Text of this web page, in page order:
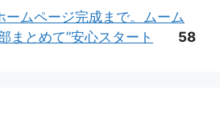
ームページ完成まで。ムーム
まとめて”安心スタート
58